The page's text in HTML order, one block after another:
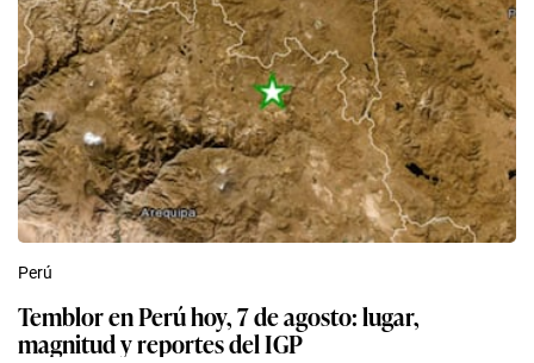
Perú
Temblor en Perú hoy, 7 de agosto: lugar,
magnitud y reportes del IGP